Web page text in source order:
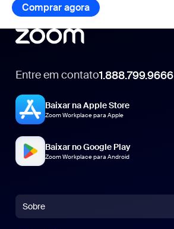
Comprar agora
Entre em contato1.888.799.9666
Baixar na Apple Store
Zoom Workplace para Apple
Baixar no Google Play
Zoom Workplace para Android
Sobre